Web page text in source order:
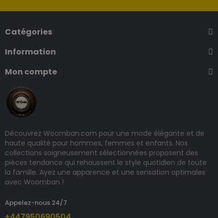
Catégories
Information
Mon compte
Découvrez Woomban.com pour une mode élégante et de
haute qualité pour hommes, femmes et enfants. Nos
collections soigneusement sélectionnées proposent des
pièces tendance qui rehaussent le style quotidien de toute
la famille. Ayez une apparence et une sensation optimales
avec Woomban !
Appelez-nous 24/7